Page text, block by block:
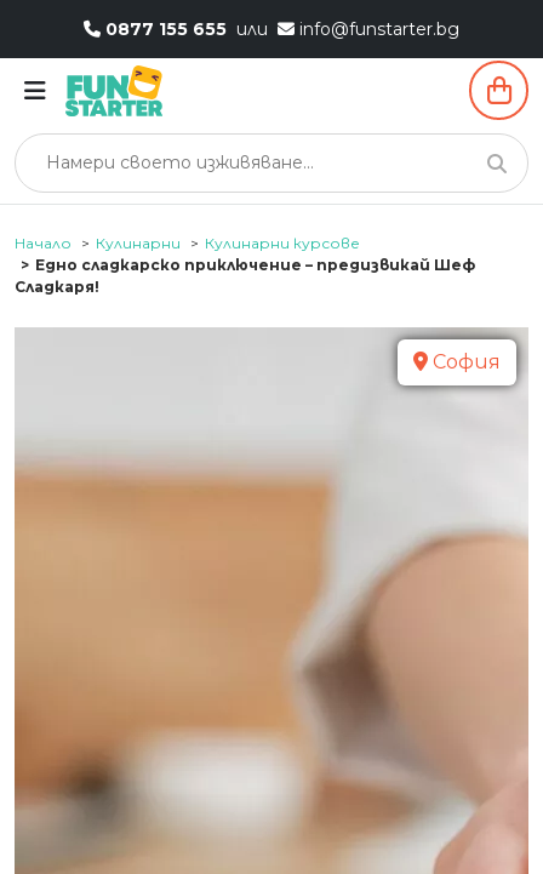
0877 155 655 или info@funstarter.bg
Начало Кулинарни
Кулинарни курсове
Едно сладкарско приключение – предизвикай Шеф
Сладкаря!
София